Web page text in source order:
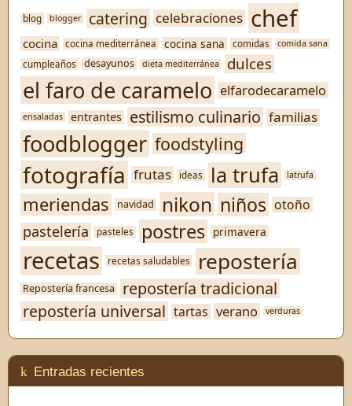
blog blogger catering celebraciones chef
cocina cocina mediterránea cocina sana comidas comida sana
cumpleaños desayunos dieta mediterránea dulces
el faro de caramelo elfarodecaramelo
ensaladas entrantes estilismo culinario familias
foodblogger foodstyling
fotografía frutas ideas la trufa latrufa
meriendas navidad nikon niños otoño
pastelería pasteles postres primavera
recetas recetas saludables repostería
Repostería francesa
repostería tradicional
repostería universal tartas verano verduras
Entradas recientes